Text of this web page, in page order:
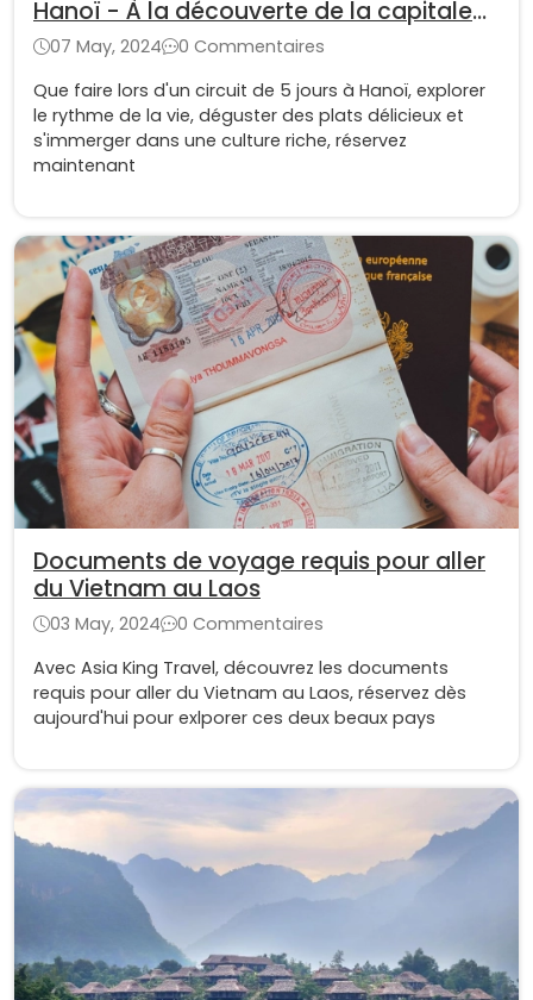
Hanoï - À la découverte de la capitale
du Vietnam
07 May, 2024
0 Commentaires
Que faire lors d'un circuit de 5 jours à Hanoï, explorer
le rythme de la vie, déguster des plats délicieux et
s'immerger dans une culture riche, réservez
maintenant
Documents de voyage requis pour aller
du Vietnam au Laos
03 May, 2024
0 Commentaires
Avec Asia King Travel, découvrez les documents
requis pour aller du Vietnam au Laos, réservez dès
aujourd'hui pour exlporer ces deux beaux pays